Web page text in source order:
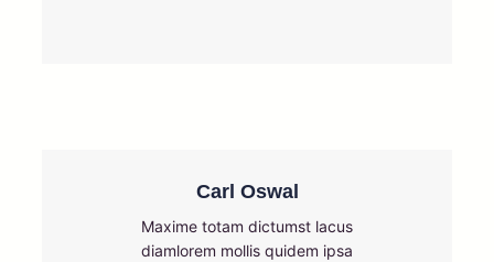
Carl Oswal
Maxime totam dictumst lacus
diamlorem mollis quidem ipsa